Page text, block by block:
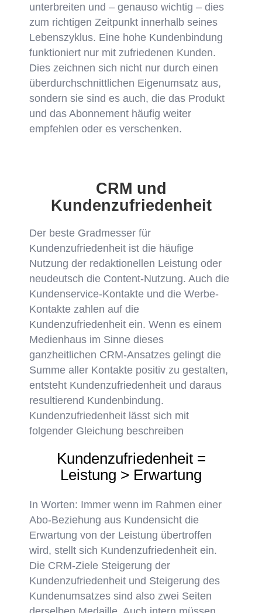
unterbreiten und – genauso wichtig – dies
zum richtigen Zeitpunkt innerhalb seines
Lebenszyklus. Eine hohe Kundenbindung
funktioniert nur mit zufriedenen Kunden.
Dies zeichnen sich nicht nur durch einen
überdurchschnittlichen Eigenumsatz aus,
sondern sie sind es auch, die das Produkt
und das Abonnement häufig weiter
empfehlen oder es verschenken.
CRM und
Kundenzufriedenheit
Der beste Gradmesser für
Kundenzufriedenheit ist die häufige
Nutzung der redaktionellen Leistung oder
neudeutsch die Content-Nutzung. Auch die
Kundenservice-Kontakte und die Werbe-
Kontakte zahlen auf die
Kundenzufriedenheit ein. Wenn es einem
Medienhaus im Sinne dieses
ganzheitlichen CRM-Ansatzes gelingt die
Summe aller Kontakte positiv zu gestalten,
entsteht Kundenzufriedenheit und daraus
resultierend Kundenbindung.
Kundenzufriedenheit lässt sich mit
folgender Gleichung beschreiben
Kundenzufriedenheit =
Leistung > Erwartung
In Worten: Immer wenn im Rahmen einer
Abo-Beziehung aus Kundensicht die
Erwartung von der Leistung übertroffen
wird, stellt sich Kundenzufriedenheit ein.
Die CRM-Ziele Steigerung der
Kundenzufriedenheit und Steigerung des
Kundenumsatzes sind also zwei Seiten